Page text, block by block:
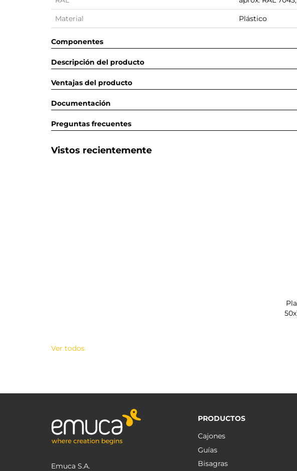
Material Plástico
Componentes
Descripción del producto
Ventajas del producto
Documentación
Preguntas frecuentes
Vistos recientemente
Ver todos
Emuca S.A.
PRODUCTOS
Cajones
Guías
Bisagras